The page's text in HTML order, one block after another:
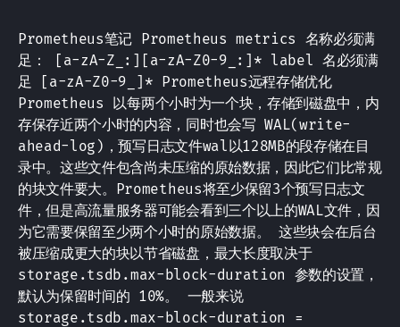
Prometheus笔记 Prometheus metrics 名称必须满
足： [a-zA-Z_:][a-zA-Z0-9_:]* label 名必须满
足 [a-zA-Z0-9_]* Prometheus远程存储优化
Prometheus 以每两个小时为一个块，存储到磁盘中，内
存保存近两个小时的内容，同时也会写 WAL(write-
ahead-log)，预写日志文件wal以128MB的段存储在目
录中。这些文件包含尚未压缩的原始数据，因此它们比常规
的块文件要大。Prometheus将至少保留3个预写日志文
件，但是高流量服务器可能会看到三个以上的WAL文件，因
为它需要保留至少两个小时的原始数据。 这些块会在后台
被压缩成更大的块以节省磁盘，最大长度取决于
storage.tsdb.max-block-duration 参数的设置，
默认为保留时间的 10%。 一般来说
storage.tsdb.max-block-duration =